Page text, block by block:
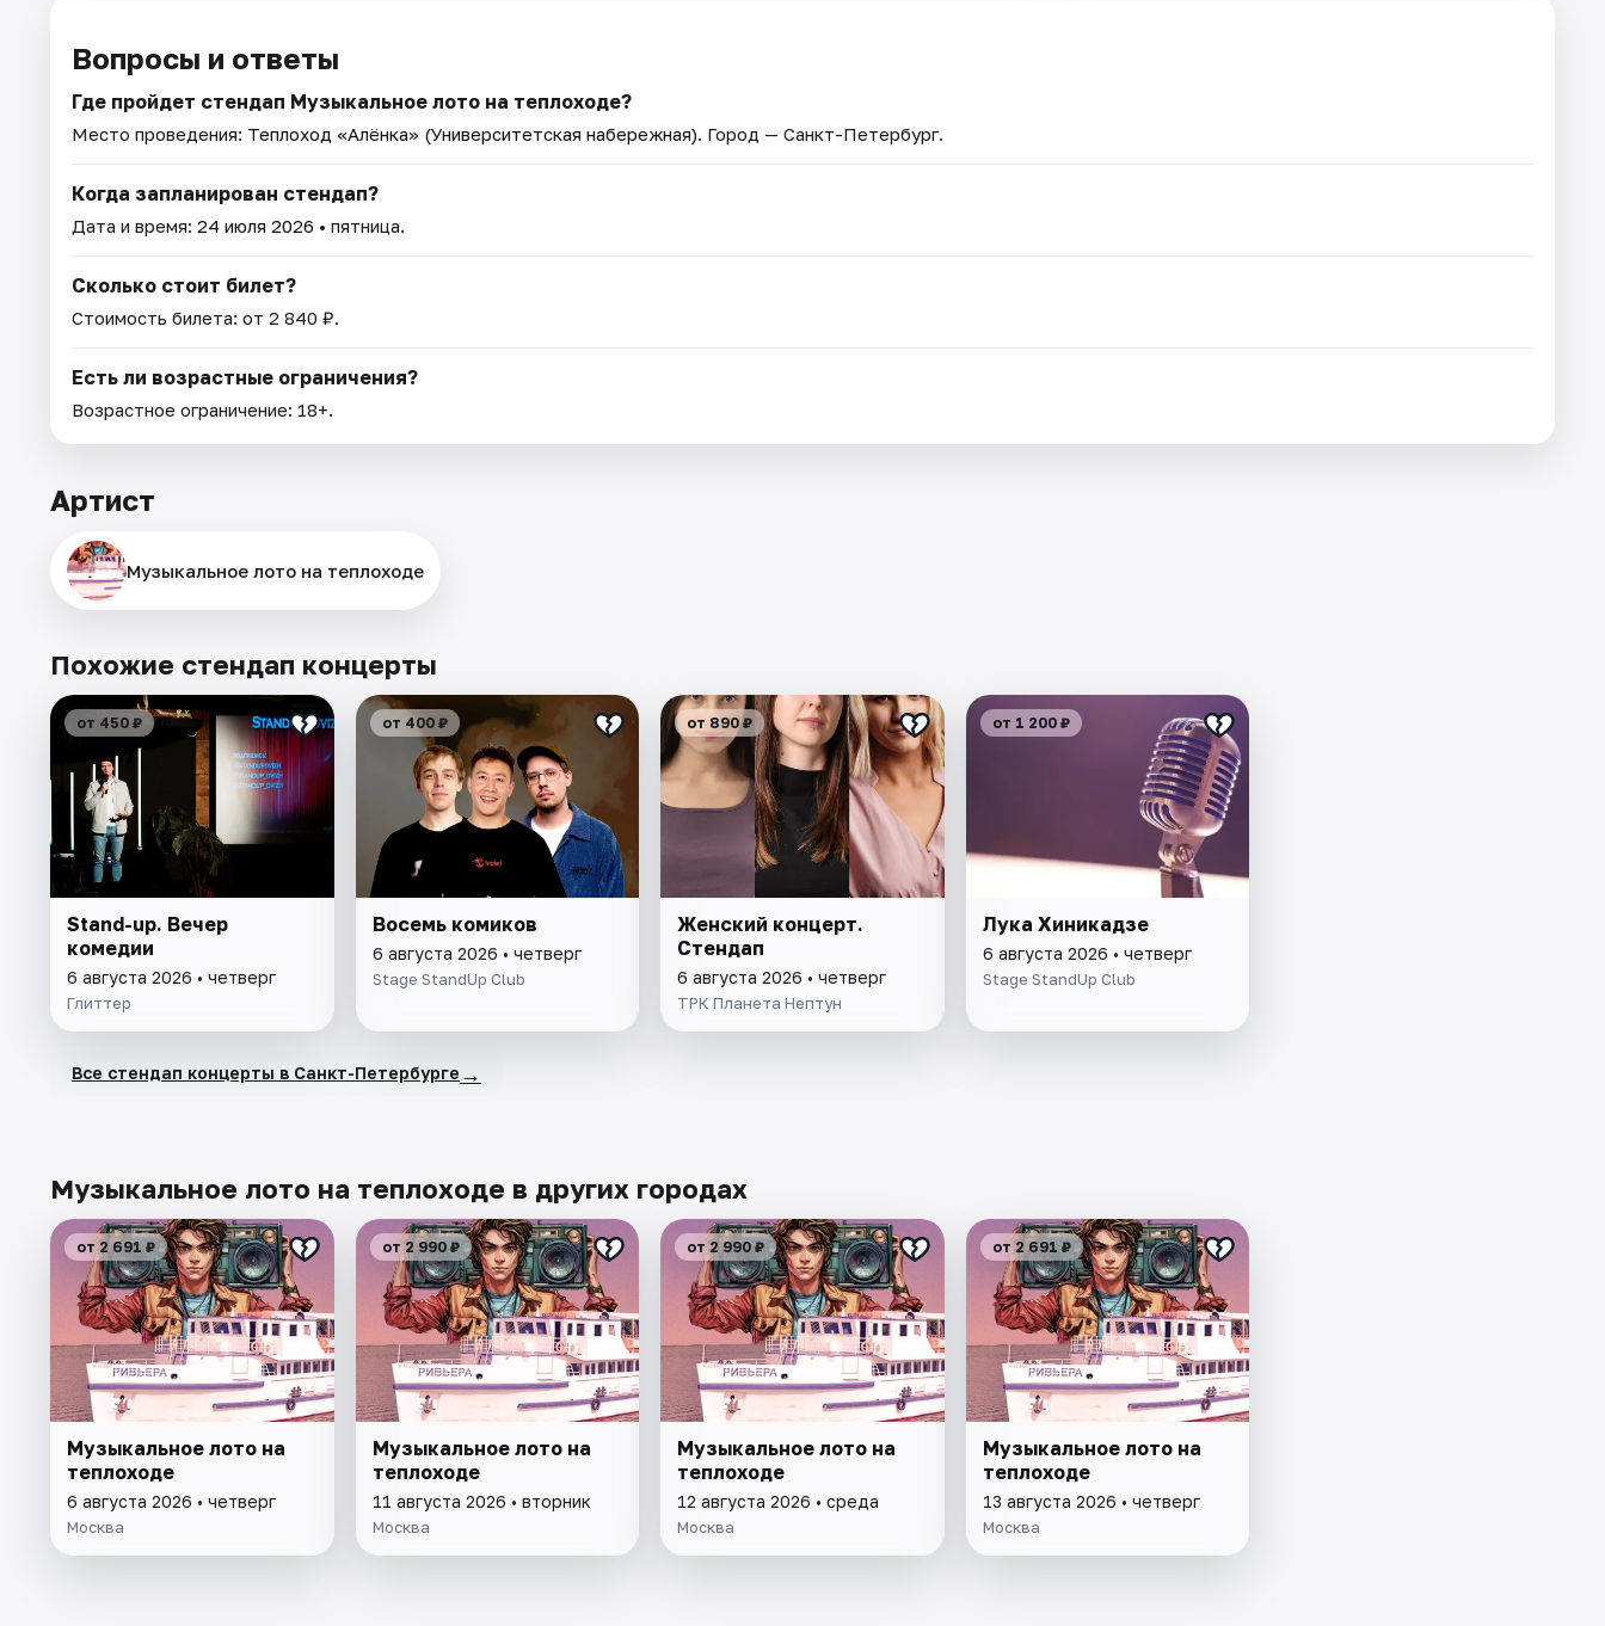
Вопросы и ответы
Где пройдет стендап Музыкальное лото на теплоходе?
Место проведения: Теплоход «Алёнка» (Университетская набережная). Город — Санкт-Петербург.
Когда запланирован стендап?
Дата и время: 24 июля 2026 • пятница.
Сколько стоит билет?
Стоимость билета: от 2 840 ₽.
Есть ли возрастные ограничения?
Возрастное ограничение: 18+.
Артист
Музыкальное лото на теплоходе
Похожие стендап концерты
от 450 ₽
Stand-up. Вечер
комедии
6 августа 2026 • четверг
Глиттер
от 400 ₽
Восемь комиков
6 августа 2026 • четверг
Stage StandUp Club
от 890 ₽
Женский концерт.
Стендап
6 августа 2026 • четверг
ТРК Планета Нептун
от 1 200 ₽
Лука Хиникадзе
6 августа 2026 • четверг
Stage StandUp Club
Все стендап концерты в Санкт-Петербурге →
Музыкальное лото на теплоходе в других городах
от 2 691 ₽
Музыкальное лото на
теплоходе
6 августа 2026 • четверг
Москва
от 2 990 ₽
Музыкальное лото на
теплоходе
11 августа 2026 • вторник
Москва
от 2 990 ₽
Музыкальное лото на
теплоходе
12 августа 2026 • среда
Москва
от 2 691 ₽
Музыкальное лото на
теплоходе
13 августа 2026 • четверг
Москва